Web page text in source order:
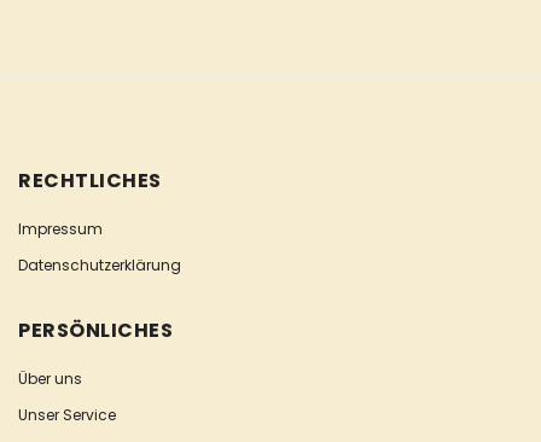
RECHTLICHES
Impressum
Datenschutzerklärung
PERSÖNLICHES
Über uns
Unser Service